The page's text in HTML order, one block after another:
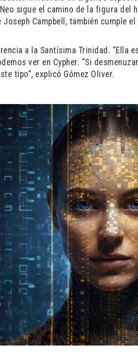
sigue el camino de la figura del
Campbell, también cumple
a la Santísima Trinidad. “Ella
ver en Cypher. “Si
tipo”, explicó Gómez Oliver.